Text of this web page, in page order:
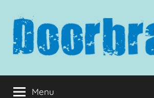
inhoud
springen
Doorbraak.eu
Menu